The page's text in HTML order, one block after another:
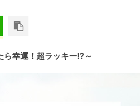
幸運！超ラッキー!?～